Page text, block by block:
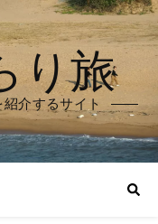
り旅
介するサイト